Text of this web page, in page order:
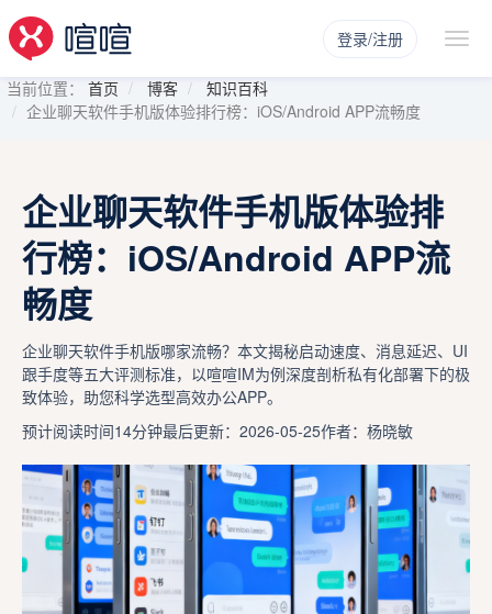
登录/注册
当前位置： 首页 博客
知识百科
企业聊天软件手机版体验排行榜：iOS/Android APP流畅度
企业聊天软件手机版体验排
行榜：iOS/Android APP流
畅度
企业聊天软件手机版哪家流畅？本文揭秘启动速度、消息延迟、UI
跟手度等五大评测标准，以喧喧IM为例深度剖析私有化部署下的极
致体验，助您科学选型高效办公APP。
预计阅读时间14分钟最后更新：2026-05-25作者：杨晓敏